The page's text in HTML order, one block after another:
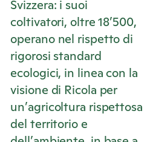
Svizzera: i suoi
coltivatori, oltre 18’500,
operano nel rispetto di
rigorosi standard
ecologici, in linea con la
visione di Ricola per
un’agricoltura rispettosa
del territorio e